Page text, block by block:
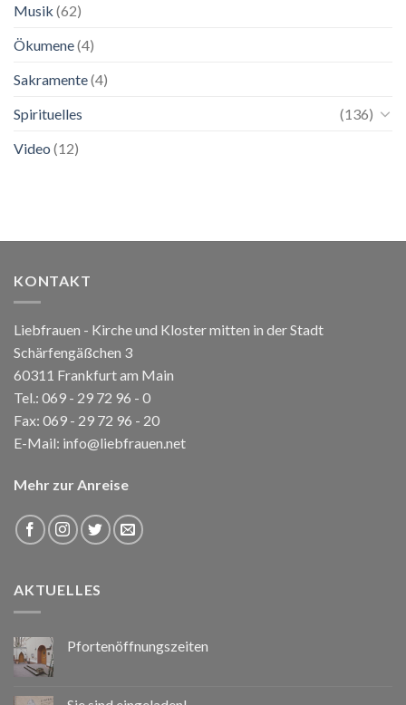
Musik (62)
Ökumene(4)
Sakramente(4)
Spirituelles
(136)
Video (12)
KONTAKT
Liebfrauen - Kirche und Kloster mitten in der Stadt
Schärfengäßchen 3
60311 Frankfurt am Main
Tel.: 069 - 29 72 96 - 0
Fax: 069 - 29 72 96 - 20
E-Mail: info@liebfrauen.net
Mehr zur Anreise
AKTUELLES
Pfortenöffnungszeiten